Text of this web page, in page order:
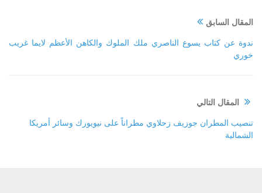
المقال السابق
ندوة عن كتاب يسوع الناصري ملك الملوك والكاهن الأعظم لايما غريب
خوري
المقال التالي
تنصيب المطران جوزيف زحلاوي مطراناً على نيويورك وسائر أمريكا
الشمالية